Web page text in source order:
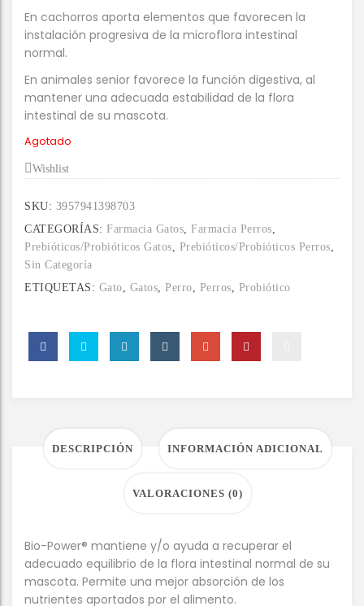
En cachorros aporta elementos que favorecen la
instalación progresiva de la microflora intestinal
normal.
En animales senior favorece la función digestiva, al
mantener una adecuada estabilidad de la flora
intestinal de su mascota.
Agotado
Wishlist
SKU: 3957941398703
CATEGORÍAS: Farmacia Gatos, Farmacia Perros,
Prebióticos/Probióticos Gatos, Prebióticos/Probióticos Perros,
Sin Categoría
ETIQUETAS: Gato, Gatos, Perro, Perros, Probiótico
DESCRIPCIÓN INFORMACIÓN ADICIONAL
VALORACIONES (0)
Bio-Power® mantiene y/o ayuda a recuperar el
adecuado equilibrio de la flora intestinal normal de su
mascota. Permite una mejor absorción de los
nutrientes aportados por el alimento.